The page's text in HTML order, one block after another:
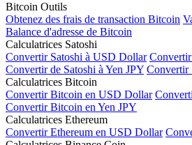
Bitcoin Outils
Obtenez des frais de transaction Bitcoin
Balance d'adresse de Bitcoin
Calculatrices Satoshi
Convertir Satoshi à USD Dollar
Convertir de Satoshi à Yen JPY Convertir
Calculatrices Bitcoin
Convertir Bitcoin en USD Dollar
Convertir Bitcoin en Yen JPY
Calculatrices Ethereum
Convertir Ethereum en USD Dollar